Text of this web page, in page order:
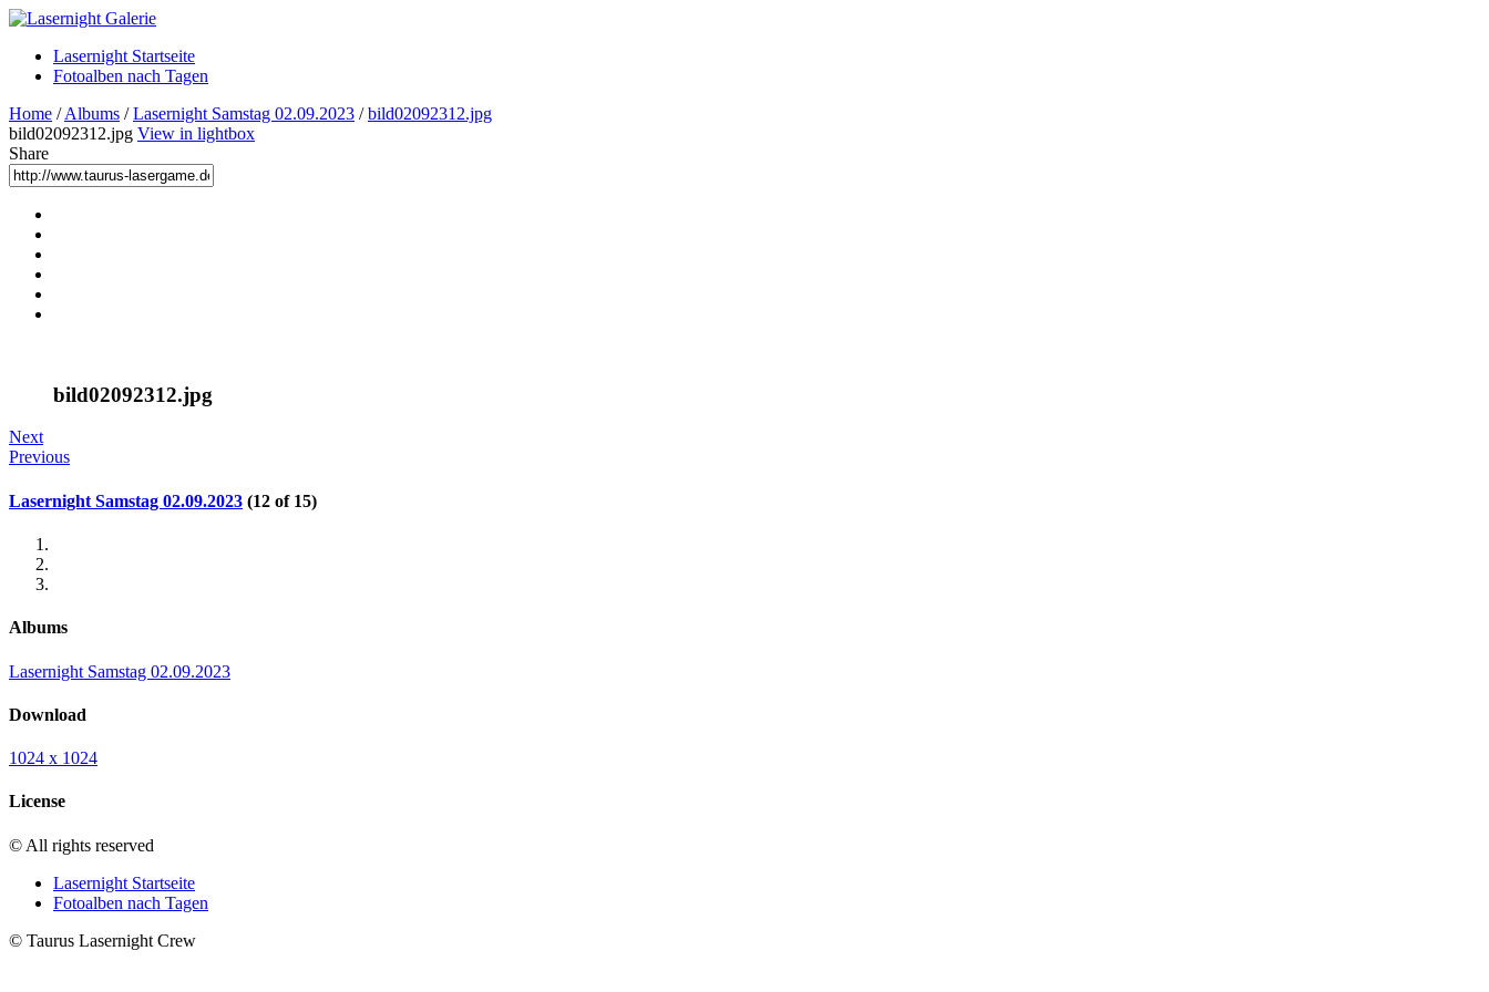
Lasernight Startseite
Fotoalben nach Tagen
Home /Albums /Lasernight Samstag 02.09.2023 /bild02092312.jpg
bild02092312.jpg View in lightbox
Share
bild02092312.jpg
Next
Previous
Lasernight Samstag 02.09.2023 (12 of 15)
Albums
Lasernight Samstag 02.09.2023
Download
1024 x 1024
License
© All rights reserved
Lasernight Startseite
Fotoalben nach Tagen
© Taurus Lasernight Crew